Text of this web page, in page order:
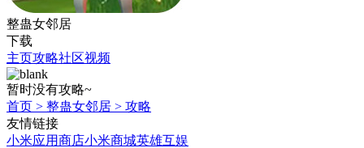
整蛊女邻居
下载
主页攻略社区视频
暂时没有攻略~
首页 > 整蛊女邻居 > 攻略
友情链接
小米应用商店小米商城英雄互娱